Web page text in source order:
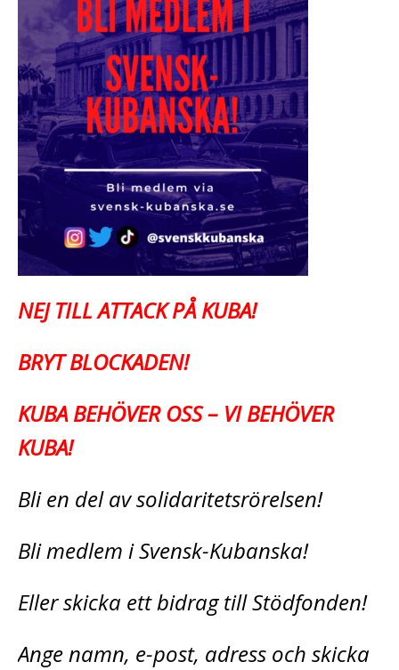
NEJ TILL ATTACK PÅ KUBA!
BRYT BLOCKADEN!
KUBA BEHÖVER OSS – VI BEHÖVER
KUBA!
Bli en del av solidaritetsrörelsen!
Bli medlem i Svensk-Kubanska!
Eller skicka ett bidrag till Stödfonden!
Ange namn, e-post, adress och skicka